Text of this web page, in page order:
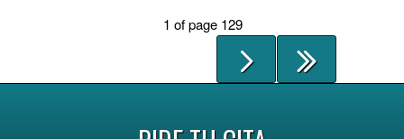
1 of page 129